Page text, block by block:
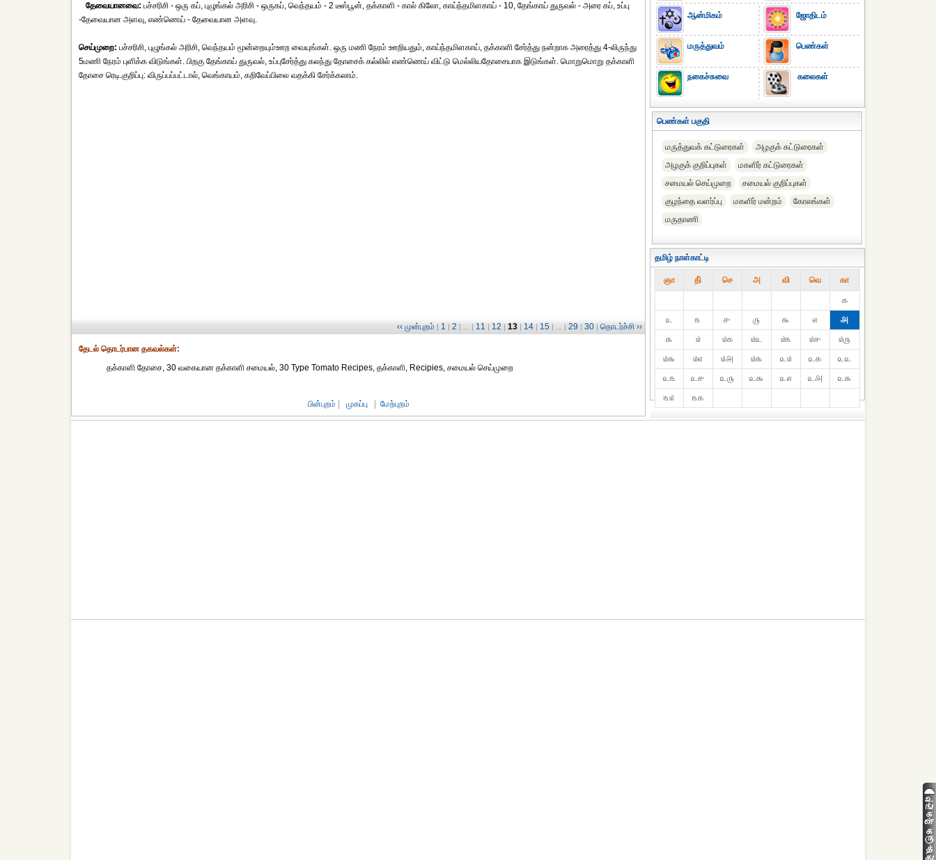
தேவையானவை: பச்சரிசி - ஒரு கப், புழுங்கல் அரிசி - ஒருகப், வெந்தயம் - 2 டீஸ்பூன், தக்காளி - கால் கிலோ, காய்ந்தமிளகாய் - 10, தேங்காய் துருவல் - அரை கப், உப்பு
-தேவையான அளவு, எண்ணெய் - தேவையான அளவு.
செய்முறை: பச்சரிசி, புழுங்கல் அரிசி, வெந்தயம் மூன்றையும்ஊற வையுங்கள். ஒரு மணி நேரம் ஊறியதும், காய்ந்தமிளகாய், தக்காளி சேர்த்து நன்றாக அரைத்து 4-லிருந்து
5மணி நேரம் புளிக்க விடுங்கள். பிறகு தேங்காய் துருவல், உப்புசேர்த்து கலந்து தோசைக் கல்லில் எண்ணெய் விட்டு மெல்லியதோசையாக இடுங்கள். மொறுமொறு தக்காளி
தோசை ரெடி.குறிப்பு: விருப்பப்பட்டால், வெங்காயம், கறிவேப்பிலை வதக்கி சேர்க்கலாம்.
‹‹ முன்புறம் | 1 | 2 | ... | 11 | 12 | 13 | 14 | 15 | ... | 29 | 30 | தொடர்ச்சி ››
தேட‌ல் தொட‌ர்பான தகவ‌ல்க‌ள்:
தக்காளி தோசை, 30 வகையான தக்காளி சமையல், 30 Type Tomato Recipes, தக்காளி, Recipies, சமையல் செய்முறை
பின்புறம் முகப்பு மேற்புறம்
ஆன்மிகம்
மருத்துவம்
நகைச்சுவை
ஜோதிடம்
பெண்கள்
கலைகள்
பெண்கள் பகுதி
மருத்துவக் கட்டுரைகள்
அழகுக் கட்டுரைகள்
அழகுக் குறிப்புகள்
மகளிர் கட்டுரைகள்
சமையல் செய்முறை
சமையல் குறிப்புகள்
குழந்தை வளர்ப்பு
மகளிர் மன்றம்
கோலங்கள்
மருதாணி
தமிழ் நாள்காட்டி
ஞா தி் செ அ வி வெ கா
௧
௨
௩ ௪ ௫ ௬ ௭
௮
௯
௰ ௰௧ ௰௨ ௰௩ ௰௪
௰௫
௰௬
௰௭ ௰௮ ௰௯ ௨௰ ௨௧
௨௨
௨௩
௨௪ ௨௫ ௨௬ ௨௭ ௨௮
௨௯
௩௰
௩௧